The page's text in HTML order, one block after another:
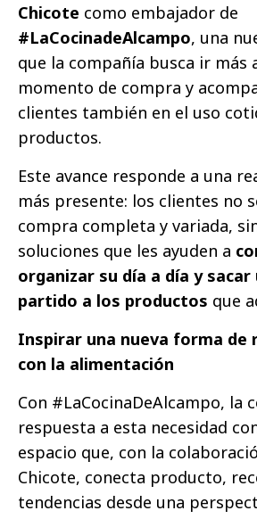
Chicote como embajador de
#LaCocinadeAlcampo, una
que la compañía busca ir más
momento de compra y
clientes también en el uso
productos.
Este avance responde a una
más presente: los clientes no
compra completa y variada,
soluciones que les ayuden a
organizar su día a día y
partido a los productos que
Inspirar una nueva forma de
con la alimentación
Con #LaCocinaDeAlcampo, la
respuesta a esta necesidad
espacio que, con la
Chicote, conecta producto,
tendencias desde una